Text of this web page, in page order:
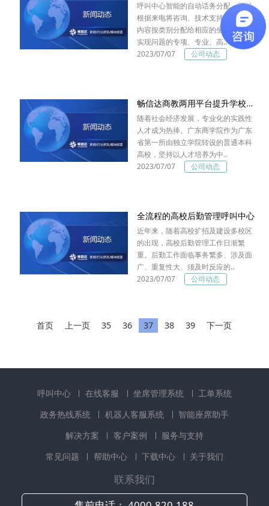
呼叫中心智能的自动话务分配，可以
根据来电将咨询、技术支持、售后等
内容按类别分配给相应的坐席，从而
实现问题的专项、专业、高..
2023/07/07
公司动态
畅信达商教两用平台提升学校竞争力
随着社会经济发展，专业化的实践性
人才成为热捧。广东商学院作为广东
省第一所由独立学院转设的普通本科
高校，坚持以人才培养为中..
2023/07/07
公司动态
全流程的高校后勤管理呼叫中心
近年来，随着高校扩招及建设多校区
的出现，高校后勤管理工作日渐繁
重。后勤工作面临事务繁多、涉及面
广、重复性大、须及时反应的..
2023/07/07
公司动态
首页 上一页 35 36 37 38 39 下一页
呼叫中心 在线客服 坐席管理系统
工单系统
政务热线系统
机器人客服系统
智能座席助手
解决方案
客户案例
服务与支持
常见问题
帮助中心 下载中心 关于我们
联系我们